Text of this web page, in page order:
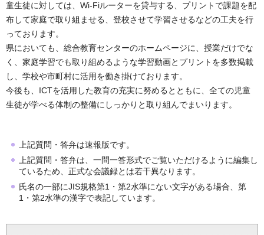
童生徒に対しては、Wi-Fiルーターを貸与する、プリントで課題を配
布して家庭で取り組ませる、登校させて学習させるなどの工夫を行
っております。
県においても、総合教育センターのホームページに、授業だけでな
く、家庭学習でも取り組めるような学習動画とプリントを多数掲載
し、学校や市町村に活用を働き掛けております。
今後も、ICTを活用した教育の充実に努めるとともに、全ての児童
生徒が学べる体制の整備にしっかりと取り組んでまいります。
上記質問・答弁は速報版です。
上記質問・答弁は、一問一答形式でご覧いただけるように編集し
ているため、正式な会議録とは若干異なります。
氏名の一部にJIS規格第1・第2水準にない文字がある場合、第
1・第2水準の漢字で表記しています。